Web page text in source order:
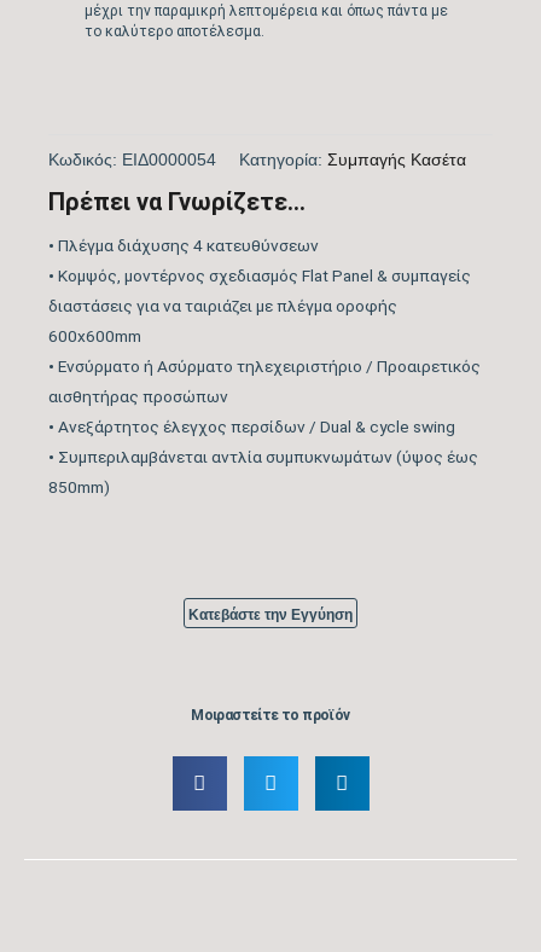
μέχρι την παραμικρή λεπτομέρεια και όπως πάντα με
το καλύτερο αποτέλεσμα.
Κωδικός: ΕΙΔ0000054 Kατηγορία: Συμπαγής Κασέτα
Πρέπει να Γνωρίζετε...
• Πλέγμα διάχυσης 4 κατευθύνσεων
• Κομψός, μοντέρνος σχεδιασμός Flat Panel & συμπαγείς
διαστάσεις για να ταιριάζει με πλέγμα οροφής
600x600mm
• Ενσύρματο ή Ασύρματο τηλεχειριστήριο / Προαιρετικός
αισθητήρας προσώπων
• Ανεξάρτητος έλεγχος περσίδων / Dual & cycle swing
• Συμπεριλαμβάνεται αντλία συμπυκνωμάτων (ύψος έως
850mm)
Μοιραστείτε το προϊόν
Κατεβάστε την Εγγύηση